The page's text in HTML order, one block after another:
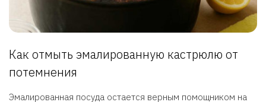
Как отмыть эмалированную кастрюлю от
потемнения
Эмалированная посуда остается верным помощником на